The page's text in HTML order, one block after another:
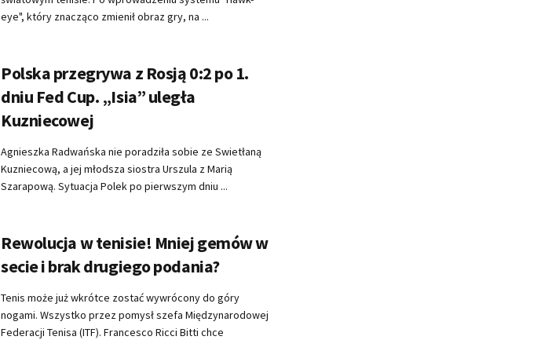
eye", który znacząco zmienił obraz gry, na ...
Polska przegrywa z Rosją 0:2 po 1.
dniu Fed Cup. „Isia” uległa
Kuzniecowej
Agnieszka Radwańska nie poradziła sobie ze Swietłaną
Kuzniecową, a jej młodsza siostra Urszula z Marią
Szarapową. Sytuacja Polek po pierwszym dniu ...
Rewolucja w tenisie! Mniej gemów w
secie i brak drugiego podania?
Tenis może już wkrótce zostać wywrócony do góry
nogami. Wszystko przez pomysł szefa Międzynarodowej
Federacji Tenisa (ITF). Francesco Ricci Bitti chce